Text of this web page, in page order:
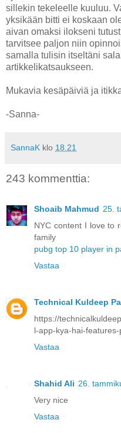
sillekin tekeleelle kuuluu.
yksikään bitti ei koskaan
aivan omaksi ilokseni
tarvitsee paljon niin
samalla tulisin itseltäni
artikkelikatsaukseen.
Mukavia kesäpäiviä ja
-Sanna-
SannaK klo 18.21
243 kommenttia:
Shoaib Mahmud 25.
NYC content I love to
family
pubg top 10 player in
Vastaa
Technical Kuldeep
https://
l-app-kya-hai-features-
Vastaa
Shahid Ali 26.
Very nice
Vastaa